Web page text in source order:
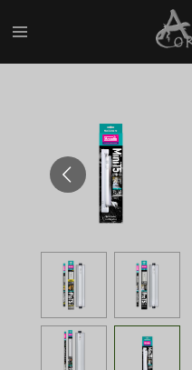
direct